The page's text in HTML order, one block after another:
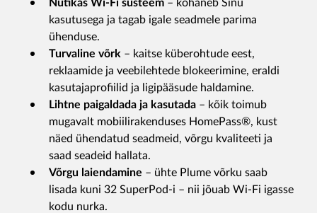
Nutikas Wi-Fi süsteem – kohaneb Sinu
kasutusega ja tagab igale seadmele parima
ühenduse.
Turvaline võrk – kaitse küberohtude eest,
reklaamide ja veebilehtede blokeerimine, eraldi
kasutajaprofiilid ja ligipääsude haldamine.
Lihtne paigaldada ja kasutada – kõik toimub
mugavalt mobiilirakenduses HomePass®, kust
näed ühendatud seadmeid, võrgu kvaliteeti ja
saad seadeid hallata.
Võrgu laiendamine – ühte Plume võrku saab
lisada kuni 32 SuperPod-i – nii jõuab Wi-Fi igasse
kodu nurka.